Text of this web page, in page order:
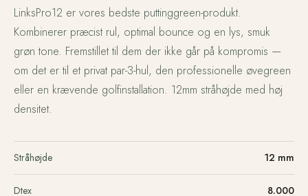
LinksPro12 er vores bedste puttinggreen-produkt.
Kombinerer præcist rul, optimal bounce og en lys, smuk
grøn tone. Fremstillet til dem der ikke går på kompromis —
om det er til et privat par-3-hul, den professionelle øvegreen
eller en krævende golfinstallation. 12mm stråhøjde med høj
densitet.
Stråhøjde 12 mm
Dtex 8.000